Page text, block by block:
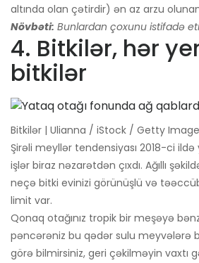
altında olan çətirdir) ən az arzu
Növbəti: Bunlardan çoxunu istifadə
4. Bitkilər, hər
bitkilər
Bitkilər | Ulianna / iStock / Getty
Şirəli meyllər tendensiyası 2018-ci ildə
işlər biraz nəzarətdən çıxdı. Ağıllı
neçə bitki evinizi görünüşlü və
limit var.
Qonaq otağınız tropik bir meşəyə
pəncərəniz bu qədər sulu meyvələrə
görə bilmirsiniz, geri çəkilməyin vaxtı